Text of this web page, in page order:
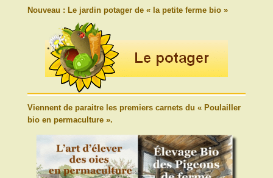
Nouveau : Le jardin potager de « la petite ferme bio »
Viennent de paraitre les premiers carnets du « Poulailler
bio en permaculture ».